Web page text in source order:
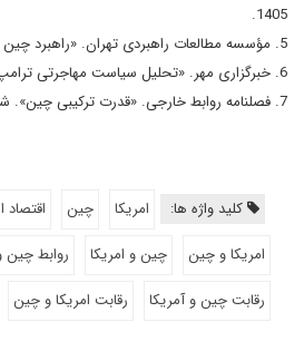
1405.
5. مؤسسه مطالعات راهبردی تهران. «راهبرد چین در خاورمیانه». 1405.
6. خبرگزاری مهر. «تحلیل سیاست مهاجرتی ترامپ». فروردین 1405.
7. فصلنامه روابط خارجی. «قدرت ترکیبی چین». شماره 47، 1405.
کلید واژه ها: امریکا چین اقتصاد
امریکا و چین
چین و امریکا
روابط چین
رقابت چین و آمریکا
رقابت امریکا و چین